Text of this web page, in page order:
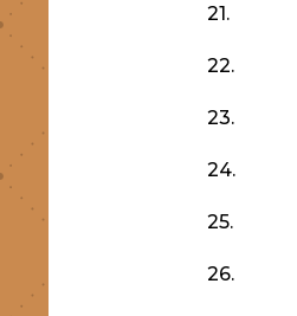
21.
22.
23.
24.
25.
26.